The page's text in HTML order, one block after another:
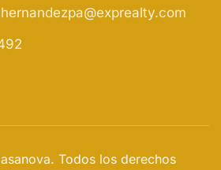
Todos los derechos